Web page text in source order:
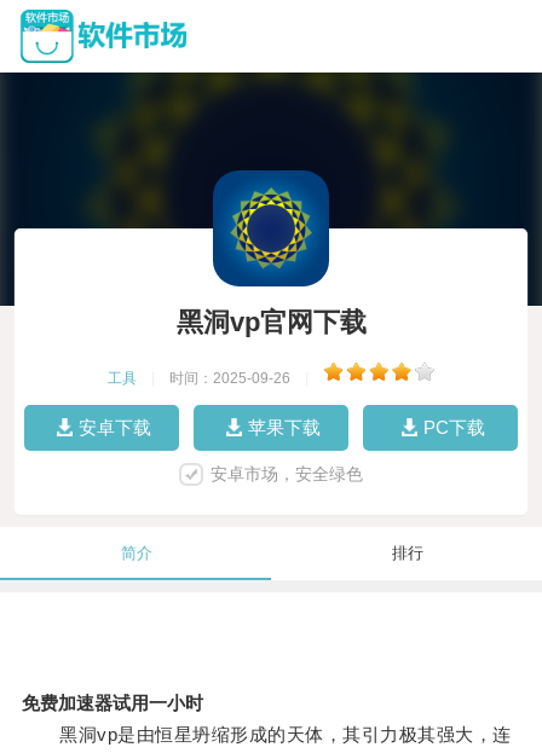
黑洞vp官网下载
工具 时间：2025-09-26
安卓下载 苹果下载 PC下载
安卓市场，安全绿色
简介 排行
免费加速器试用一小时
黑洞vp是由恒星坍缩形成的天体，其引力极其强大，连